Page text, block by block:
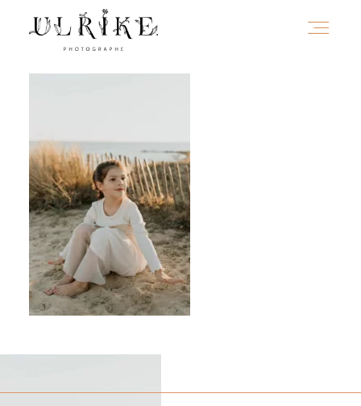
A PROPOS
PORTFOLIO
INFOS
JOURNAL